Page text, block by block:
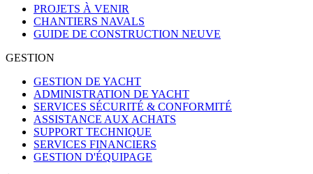
PROJETS À VENIR
CHANTIERS NAVALS
GUIDE DE CONSTRUCTION NEUVE
GESTION
GESTION DE YACHT
ADMINISTRATION DE YACHT
SERVICES SÉCURITÉ & CONFORMITÉ
ASSISTANCE AUX ACHATS
SUPPORT TECHNIQUE
SERVICES FINANCIERS
GESTION D'ÉQUIPAGE